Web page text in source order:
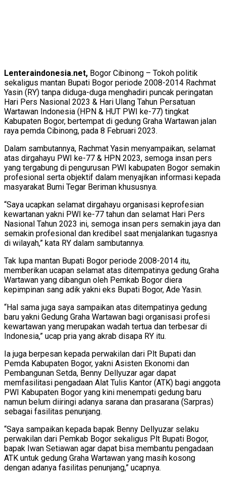
Lenteraindonesia.net, Bogor Cibinong – Tokoh politik
sekaligus mantan Bupati Bogor periode 2008-2014 Rachmat
Yasin (RY) tanpa diduga-duga menghadiri puncak peringatan
Hari Pers Nasional 2023 & Hari Ulang Tahun Persatuan
Wartawan Indonesia (HPN & HUT PWI ke-77) tingkat
Kabupaten Bogor, bertempat di gedung Graha Wartawan jalan
raya pemda Cibinong, pada 8 Februari 2023.
Dalam sambutannya, Rachmat Yasin menyampaikan, selamat
atas dirgahayu PWI ke-77 & HPN 2023, semoga insan pers
yang tergabung di pengurusan PWI kabupaten Bogor semakin
profesional serta objektif dalam menyajikan informasi kepada
masyarakat Bumi Tegar Beriman khususnya.
“Saya ucapkan selamat dirgahayu organisasi keprofesian
kewartanan yakni PWI ke-77 tahun dan selamat Hari Pers
Nasional Tahun 2023 ini, semoga insan pers semakin jaya dan
semakin profesional dan kredibel saat menjalankan tugasnya
di wilayah,” kata RY dalam sambutannya.
Tak lupa mantan Bupati Bogor periode 2008-2014 itu,
memberikan ucapan selamat atas ditempatinya gedung Graha
Wartawan yang dibangun oleh Pemkab Bogor diera
kepimpinan sang adik yakni eks Bupati Bogor, Ade Yasin.
“Hal sama juga saya sampaikan atas ditempatinya gedung
baru yakni Gedung Graha Wartawan bagi organisasi profesi
kewartawan yang merupakan wadah tertua dan terbesar di
Indonesia,” ucap pria yang akrab disapa RY itu.
Ia juga berpesan kepada perwakilan dari Plt Bupati dan
Pemda Kabupaten Bogor, yakni Asisten Ekonomi dan
Pembangunan Setda, Benny Dellyuzar agar dapat
memfasilitasi pengadaan Alat Tulis Kantor (ATK) bagi anggota
PWI Kabupaten Bogor yang kini menempati gedung baru
namun belum diiringi adanya sarana dan prasarana (Sarpras)
sebagai fasilitas penunjang.
“Saya sampaikan kepada bapak Benny Dellyuzar selaku
perwakilan dari Pemkab Bogor sekaligus Plt Bupati Bogor,
bapak Iwan Setiawan agar dapat bisa membantu pengadaan
ATK untuk gedung Graha Wartawan yang masih kosong
dengan adanya fasilitas penunjang,” ucapnya.